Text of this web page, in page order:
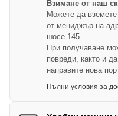
Взимане от наш
Можете да
от мениджър на
шосе 145.
При получаване
повреди, както и
направите нова
Пълни условия за